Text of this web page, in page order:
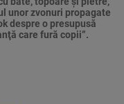
unor zvonuri propagate
despre o presupusă
care fură copii”.